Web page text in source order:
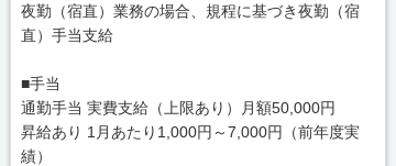
夜勤（宿直）業務の場合、規程に基づき夜勤（宿
直）手当支給
■手当
通勤手当 実費支給（上限あり）月額50,000円
昇給あり 1月あたり1,000円～7,000円（前年度実
績）